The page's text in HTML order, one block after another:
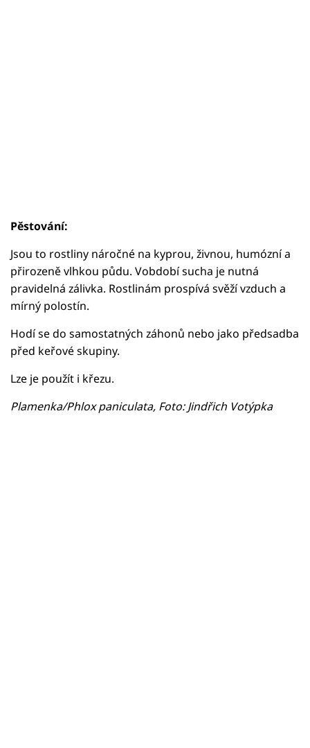
Pěstování:
Jsou to rostliny náročné na kyprou, živnou, humózní a
přirozeně vlhkou půdu. Vobdobí sucha je nutná
pravidelná zálivka. Rostlinám prospívá svěží vzduch a
mírný polostín.
Hodí se do samostatných záhonů nebo jako předsadba
před keřové skupiny.
Lze je použít i křezu.
Plamenka/Phlox paniculata, Foto: Jindřich Votýpka